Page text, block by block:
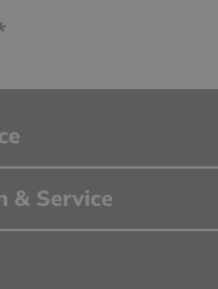
& Service